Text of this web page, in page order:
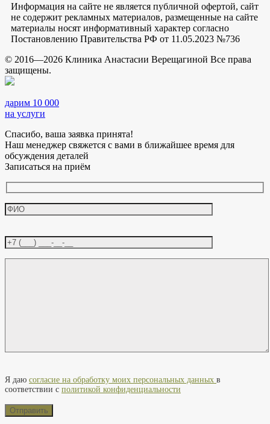
Информация на сайте не является публичной офертой, сайт
не содержит рекламных материалов, размещенные на сайте
материалы носят информативный характер согласно
Постановлению Правительства РФ от 11.05.2023 №736
© 2016—2026 Клиника Анастасии Верещагиной Все права
защищены.
дарим 10 000
на услуги
Спасибо, ваша заявка принята!
Наш менеджер свяжется с вами в ближайшее время для
обсуждения деталей
Записаться на приём
Я даю согласие на обработку моих персональных данных в
соответствии с политикой конфиденциальности